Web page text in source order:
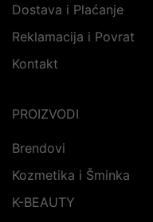
Dostava i Plaćanje
Reklamacija i Povrat
Kontakt
PROIZVODI
Brendovi
Kozmetika i Šminka
K-BEAUTY